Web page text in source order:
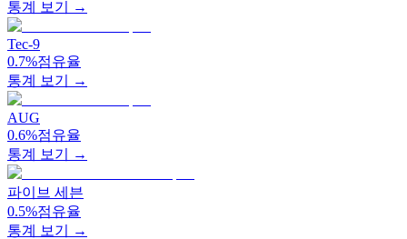
통계 보기 →
Tec-9
0.7%점유율
통계 보기 →
AUG
0.6%점유율
통계 보기 →
파이브 세븐
0.5%점유율
통계 보기 →